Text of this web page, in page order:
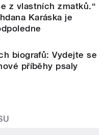
z vlastních zmatků.“
Karáska je
biografů: Vydejte se
příběhy psaly